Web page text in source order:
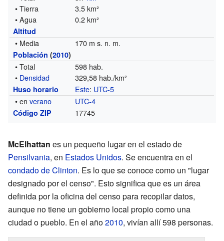
• Tierra
3.5 km²
• Agua
0.2 km²
Altitud
• Media 170 m s. n. m.
Población (2010)
• Total
598 hab.
• Densidad 329,58 hab./km²
Huso horario Este: UTC-5
• enverano UTC-4
Código ZIP 17745
McElhattan es un pequeño lugar en el estado de
Pensilvania, en Estados Unidos. Se encuentra en el
condado de Clinton. Es lo que se conoce como un "lugar
designado por el censo". Esto significa que es un área
definida por la oficina del censo para recopilar datos,
aunque no tiene un gobierno local propio como una
ciudad o pueblo. En el año2010, vivían allí 598 personas.